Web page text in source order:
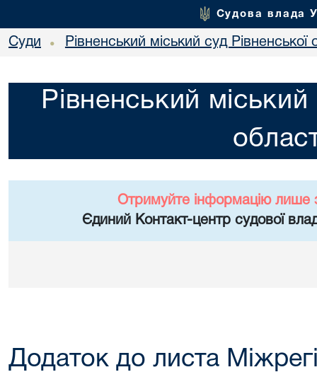
Судова влада
Суди • Рівненський міський суд Рівненської
Рівненський міський
Отримуйте інформацію лише
Єдиний Контакт-центр судової
Додаток до листа